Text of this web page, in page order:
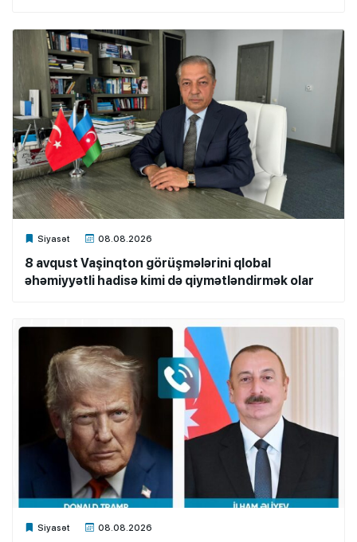
Siyasət 08.08.2026
Xalq.Online
8 avqust Vaşinqton görüşmələrini qlobal
əhəmiyyətli hadisə kimi də qiymətləndirmək olar
Siyasət 08.08.2026
Xalq.Online